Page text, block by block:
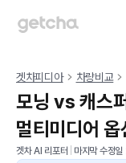
겟차피디아 차량비교
모닝 vs 캐스
멀티미디어
겟차 AI 리포터 마지막 수정일